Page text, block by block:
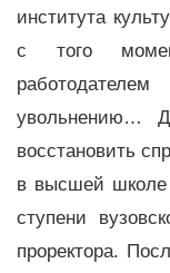
института
с того
увольнению…
восстановить
в высшей школе
ступени
проректора.